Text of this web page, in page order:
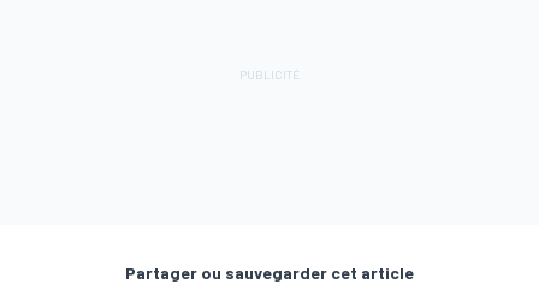
Partager ou sauvegarder cet article